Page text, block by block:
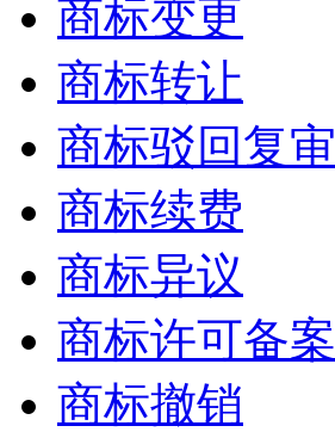
商标变更
商标转让
商标驳回复审
商标续费
商标异议
商标许可备案
商标撤销